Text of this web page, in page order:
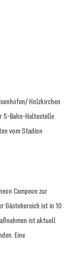
Holzkirchen
S-Bahn-Haltestelle
vom Stadion
Campeon zur
Gästebereich ist in 10
ist aktuell
Eine